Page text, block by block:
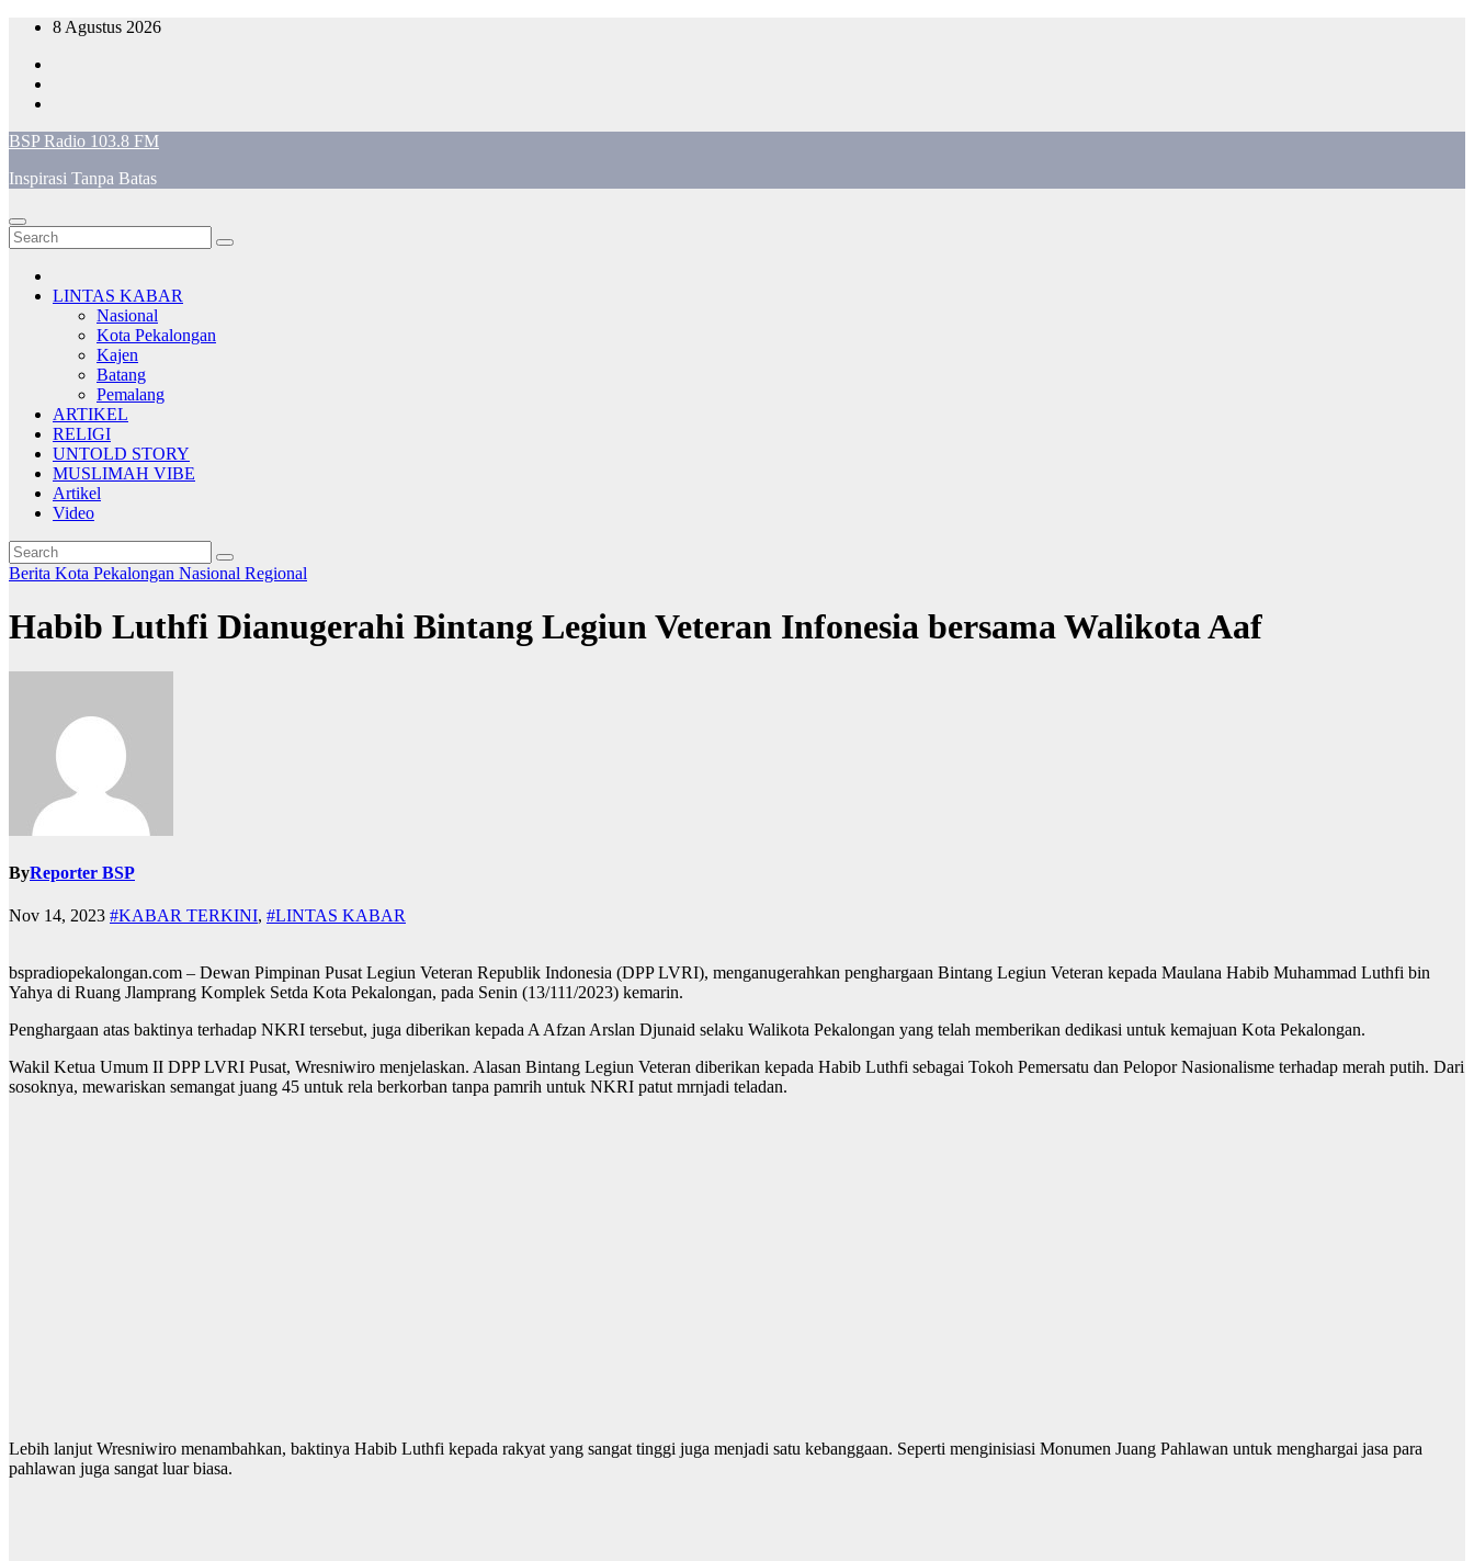
Skip
content
8 Agustus 2026
BSP Radio 103.8 FM
Inspirasi Tanpa Batas
LINTAS KABAR
Nasional
Kota Pekalongan
Kajen
Batang
Pemalang
ARTIKEL
RELIGI
UNTOLD STORY
MUSLIMAH VIBE
Artikel
Video
Berita Kota Pekalongan Nasional Regional
Habib Luthfi Dianugerahi Bintang Legiun Veteran Infonesia bersama Walikota Aaf
ByReporter BSP
Nov 14, 2023 #KABAR TERKINI, #LINTAS KABAR
bspradiopekalongan.com – Dewan Pimpinan Pusat Legiun Veteran Republik Indonesia (DPP LVRI), menganugerahkan penghargaan Bintang Legiun Veteran kepada Maulana Habib Muhammad Luthfi bin
Yahya di Ruang Jlamprang Komplek Setda Kota Pekalongan, pada Senin (13/111/2023) kemarin.
Penghargaan atas baktinya terhadap NKRI tersebut, juga diberikan kepada A Afzan Arslan Djunaid selaku Walikota Pekalongan yang telah memberikan dedikasi untuk kemajuan Kota Pekalongan.
Wakil Ketua Umum II DPP LVRI Pusat, Wresniwiro menjelaskan. Alasan Bintang Legiun Veteran diberikan kepada Habib Luthfi sebagai Tokoh Pemersatu dan Pelopor Nasionalisme terhadap merah putih. Dari
sosoknya, mewariskan semangat juang 45 untuk rela berkorban tanpa pamrih untuk NKRI patut mrnjadi teladan.
Lebih lanjut Wresniwiro menambahkan, baktinya Habib Luthfi kepada rakyat yang sangat tinggi juga menjadi satu kebanggaan. Seperti menginisiasi Monumen Juang Pahlawan untuk menghargai jasa para
pahlawan juga sangat luar biasa.